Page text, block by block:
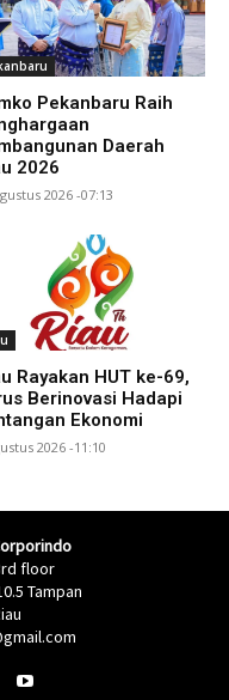
Pekanbaru Raih
Daerah
2026
2026 -07:13
Rayakan HUT ke-69,
Berinovasi Hadapi
Ekonomi
2026 -11:10
floor
Tampan